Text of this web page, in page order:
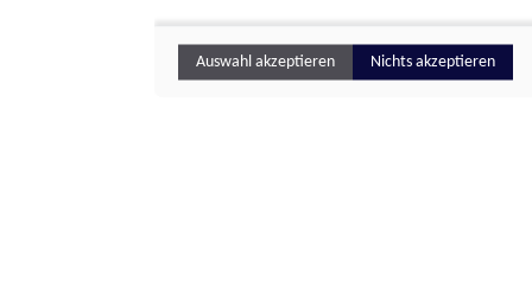
Auswahl akzeptieren Nichts akzeptieren